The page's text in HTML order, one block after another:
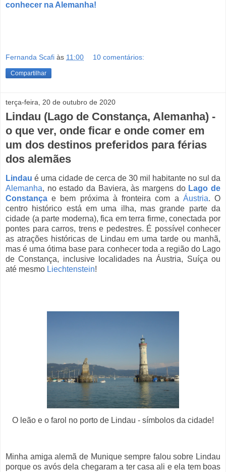
conhecer na Alemanha!
Fernanda Scafi às 11:00 10 comentários:
Compartilhar
terça-feira, 20 de outubro de 2020
Lindau (Lago de Constança, Alemanha) -
o que ver, onde ficar e onde comer em
um dos destinos preferidos para férias
dos alemães
Lindau é uma cidade de cerca de 30 mil habitante no sul da
Alemanha, no estado da Baviera, às margens do Lago de
Constança e bem próxima à fronteira com a Áustria. O
centro histórico está em uma ilha, mas grande parte da
cidade (a parte moderna), fica em terra firme, conectada por
pontes para carros, trens e pedestres. É possível conhecer
as atrações históricas de Lindau em uma tarde ou manhã,
mas é uma ótima base para conhecer toda a região do Lago
de Constança, inclusive localidades na Áustria, Suíça ou
até mesmo Liechtenstein!
O leão e o farol no porto de Lindau - símbolos da cidade!
Minha amiga alemã de Munique sempre falou sobre Lindau
porque os avós dela chegaram a ter casa ali e ela tem boas